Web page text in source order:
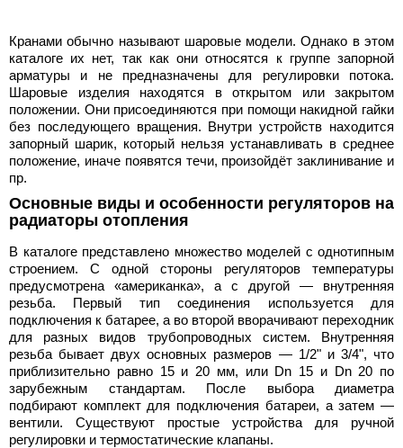
Кранами обычно называют шаровые модели. Однако в этом
каталоге их нет, так как они относятся к группе запорной
арматуры и не предназначены для регулировки потока.
Шаровые изделия находятся в открытом или закрытом
положении. Они присоединяются при помощи накидной гайки
без последующего вращения. Внутри устройств находится
запорный шарик, который нельзя устанавливать в среднее
положение, иначе появятся течи, произойдёт заклинивание и
пр.
Основные виды и особенности регуляторов на
радиаторы отопления
В каталоге представлено множество моделей с однотипным
строением. С одной стороны регуляторов температуры
предусмотрена «американка», а с другой — внутренняя
резьба. Первый тип соединения используется для
подключения к батарее, а во второй вворачивают переходник
для разных видов трубопроводных систем. Внутренняя
резьба бывает двух основных размеров — 1/2" и 3/4", что
приблизительно равно 15 и 20 мм, или Dn 15 и Dn 20 по
зарубежным стандартам. После выбора диаметра
подбирают комплект для подключения батареи, а затем —
вентили. Существуют простые устройства для ручной
регулировки и термостатические клапаны.